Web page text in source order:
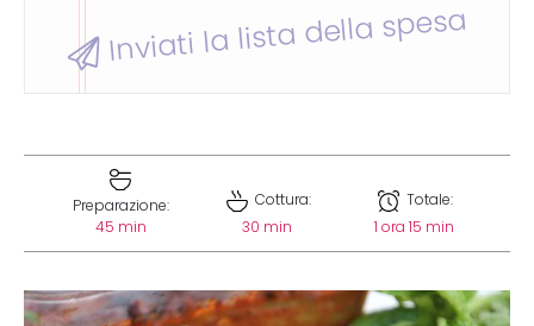
Inviati la lista della spesa
Preparazione:
45 min
Cottura:
30 min
Totale:
1 ora 15 min